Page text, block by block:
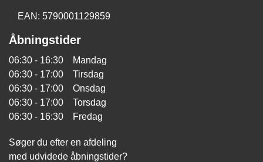
EAN: 5790001129859
Åbningstider
06:30 - 16:30 Mandag
06:30 - 17:00 Tirsdag
06:30 - 17:00 Onsdag
06:30 - 17:00 Torsdag
06:30 - 16:30 Fredag
Søger du efter en afdeling
med udvidede åbningstider?